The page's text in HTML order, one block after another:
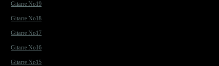
Gitarre No19
Gitarre No18
Gitarre No17
Gitarre No16
Gitarre No15